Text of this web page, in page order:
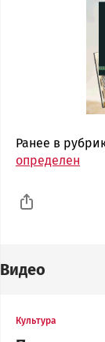
Ранее в
определен
Видео
Культура